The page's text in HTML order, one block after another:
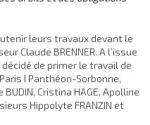
leurs travaux devant le
Claude BRENNER. A l’issue
de primer le travail de
I Panthéon-Sorbonne,
Cristina HAGE, Apolline
Hippolyte FRANZIN et